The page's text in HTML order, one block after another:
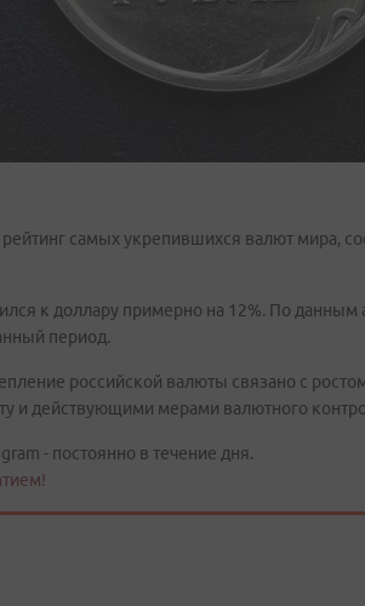
рейтинг самых укрепившихся валют мира,
к доллару примерно на 12%. По данным
период.
российской валюты связано с
и действующими мерами валютного
- постоянно в течение дня.